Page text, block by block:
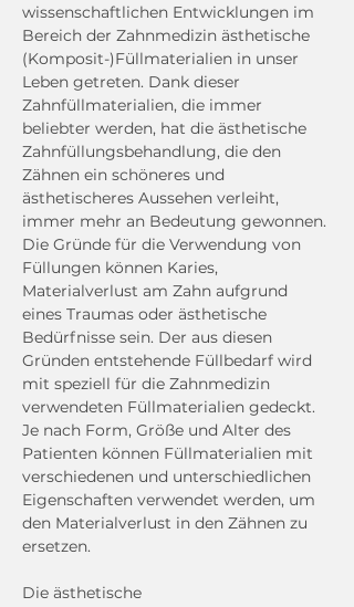
wissenschaftlichen Entwicklungen im
Bereich der Zahnmedizin ästhetische
(Komposit-)Füllmaterialien in unser
Leben getreten. Dank dieser
Zahnfüllmaterialien, die immer
beliebter werden, hat die ästhetische
Zahnfüllungsbehandlung, die den
Zähnen ein schöneres und
ästhetischeres Aussehen verleiht,
immer mehr an Bedeutung gewonnen.
Die Gründe für die Verwendung von
Füllungen können Karies,
Materialverlust am Zahn aufgrund
eines Traumas oder ästhetische
Bedürfnisse sein. Der aus diesen
Gründen entstehende Füllbedarf wird
mit speziell für die Zahnmedizin
verwendeten Füllmaterialien gedeckt.
Je nach Form, Größe und Alter des
Patienten können Füllmaterialien mit
verschiedenen und unterschiedlichen
Eigenschaften verwendet werden, um
den Materialverlust in den Zähnen zu
ersetzen.
Die ästhetische